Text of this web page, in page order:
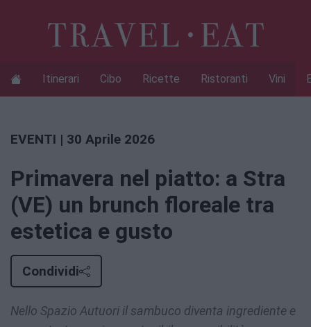
Itinerari Cibo Ricette Ristoranti Vini
EVENTI | 30 Aprile 2026
Primavera nel piatto: a Stra
(VE) un brunch floreale tra
estetica e gusto
Condividi
Nello Spazio Autuori il sambuco diventa ingrediente e